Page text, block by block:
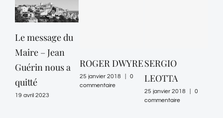
Le message du
Maire – Jean
Guérin nous a
quitté
19 avril 2023
ROGER DWYRE
25 janvier 2018
0
commentaire
SERGIO
LEOTTA
25 janvier 2018
0
commentaire